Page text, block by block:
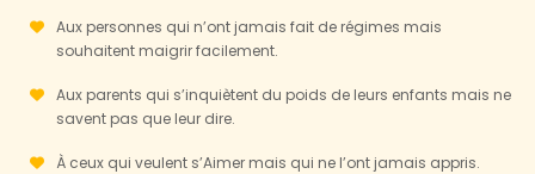
Vidéo 62 : Utiliser la force de la pression sociale
Vidéo BONUS : Hypnose pour te connecter à ta valeur
Vidéo BONUS : Hypnose d'alignement à tes corps
Vidéo : Bilan du programme
Aux personnes qui n’ont jamais fait de régimes mais
souhaitent maigrir facilement.
Aux parents qui s’inquiètent du poids de leurs enfants mais ne
savent pas que leur dire.
À ceux qui veulent s’Aimer mais qui ne l’ont jamais appris.